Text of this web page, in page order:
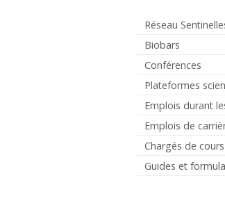
Réseau
Biobars
Conférences
Plateformes
Emplois durant
Emplois de
Chargés de cours
Guides et